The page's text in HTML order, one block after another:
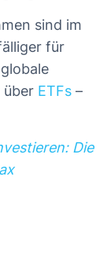
sind im
für
über ETFs –
Die